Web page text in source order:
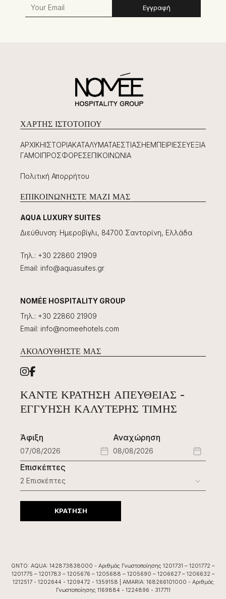
Εγγραφή
ΧΆΡΤΗΣ ΙΣΤΟΤΌΠΟΥ
ΑΡΧΙΚΉΙΣΤΟΡΊΑΚΑΤΑΛΎΜΑΤΑΕΣΤΊΑΣΗΕΜΠΕΙΡΊΕΣΕΥΕΞΊΑ
ΓΆΜΟΙΠΡΟΣΦΟΡΈΣΕΠΙΚΟΙΝΩΝΊΑ
Πολιτική Απορρήτου
ΕΠΙΚΟΙΝΩΝΉΣΤΕ ΜΑΖΊ ΜΑΣ
AQUA LUXURY SUITES
Διεύθυνση: Ημεροβίγλι, 84700 Σαντορίνη, Ελλάδα
Τηλ.: +30 22860 21909
Email: info@aquasuites.gr
NOMÉE HOSPITALITY GROUP
Τηλ.: +30 22860 21909
Email: info@nomeehotels.com
ΑΚΟΛΟΥΘΉΣΤΕ ΜΑΣ
ΚΆΝΤΕ ΚΡΆΤΗΣΗ ΑΠΕΥΘΕΊΑΣ -
ΕΓΓΎΗΣΗ ΚΑΛΎΤΕΡΗΣ ΤΙΜΉΣ
Άφιξη Αναχώρηση
Επισκέπτες
ΚΡΑΤΗΣΗ
GNTO: AQUA: 142873838000 - Αριθμός Γνωστοποίησης 1201731 – 1201772 –
1201775 – 1201783 – 1205676 – 1205688 – 1205690 – 1206627 – 1206632 –
1212517 - 1202644 - 1209472 - 1359158 | AMARIA: 168266101000 - Αριθμός
Γνωστοποίησης 1169884 - 1224896 - 317711